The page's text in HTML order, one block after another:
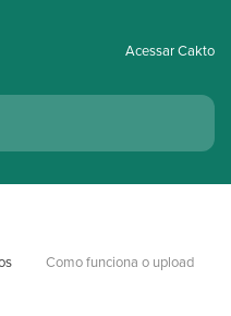
Acessar Cakto
Como funciona o upload